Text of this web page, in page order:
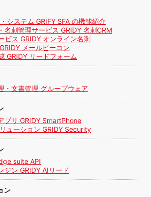
システム GRIFY SFA の機能紹介
名刺管理サービス GRIDY 名刺CRM
ビス GRIDY オンライン名刺
メールビーコン
GRIDY リードフォーム
・文書管理 グループウェア
プリ GRIDY SmartPhone
ューション GRIDY Security
suite API
ジン GRIDY AIリード
ン